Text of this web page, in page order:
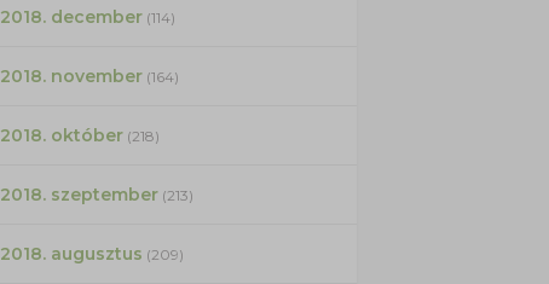
2018. december(114)
2018. november(164)
2018. október(218)
2018. szeptember(213)
2018. augusztus (209)